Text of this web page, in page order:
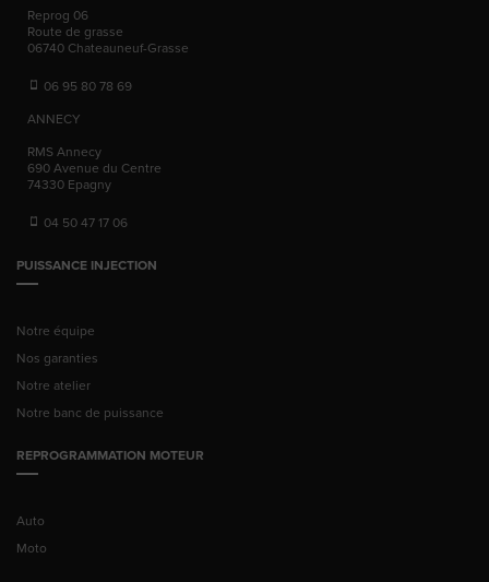
Reprog 06
Route de grasse
06740 Chateauneuf-Grasse
06 95 80 78 69
ANNECY
RMS Annecy
690 Avenue du Centre
74330 Epagny
04 50 47 17 06
PUISSANCE INJECTION
Notre équipe
Nos garanties
Notre atelier
Notre banc de puissance
REPROGRAMMATION MOTEUR
Auto
Moto